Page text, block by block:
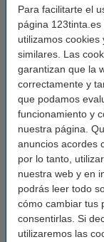
Para facilitarte el
página 123tinta.es
utilizamos cookies
similares. Las
garantizan que la
correctamente y
que podamos
funcionamiento y
nuestra página.
anuncios acordes
por lo tanto,
nuestra web y en
podrás leer todo
cómo cambiar tus
consentirlas. Si
utilizaremos las
Lúmenes por vatio:
casquillo:
Acabado:
Material:
Regulable:
horas de
funcionamiento:
Medidas:
Ángulo de iluminación:
Voltaje mín:
CRI: